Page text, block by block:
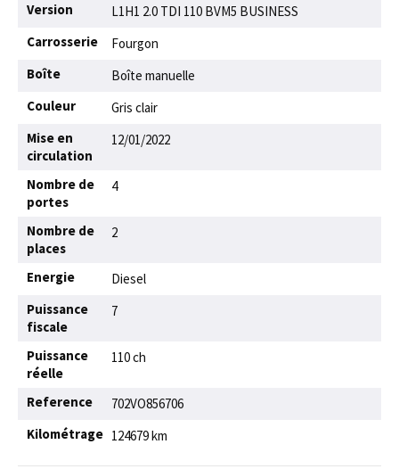
Version
L1H1 2.0 TDI 110 BVM5 BUSINESS
Carrosserie
Fourgon
Boîte
Boîte manuelle
Couleur
Gris clair
Mise en
circulation
12/01/2022
Nombre de
portes
4
Nombre de
places
2
Energie
Diesel
Puissance
fiscale
7
Puissance
réelle
110 ch
Reference
702VO856706
Kilométrage 124679 km